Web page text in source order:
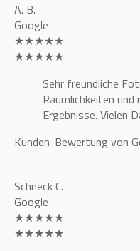
A. B.
Google
★★★★★
★★★★★
Sehr freundliche
Räumlichkeiten
Ergebnisse. Vielen
Kunden-Bewertung von
Schneck C.
Google
★★★★★
★★★★★